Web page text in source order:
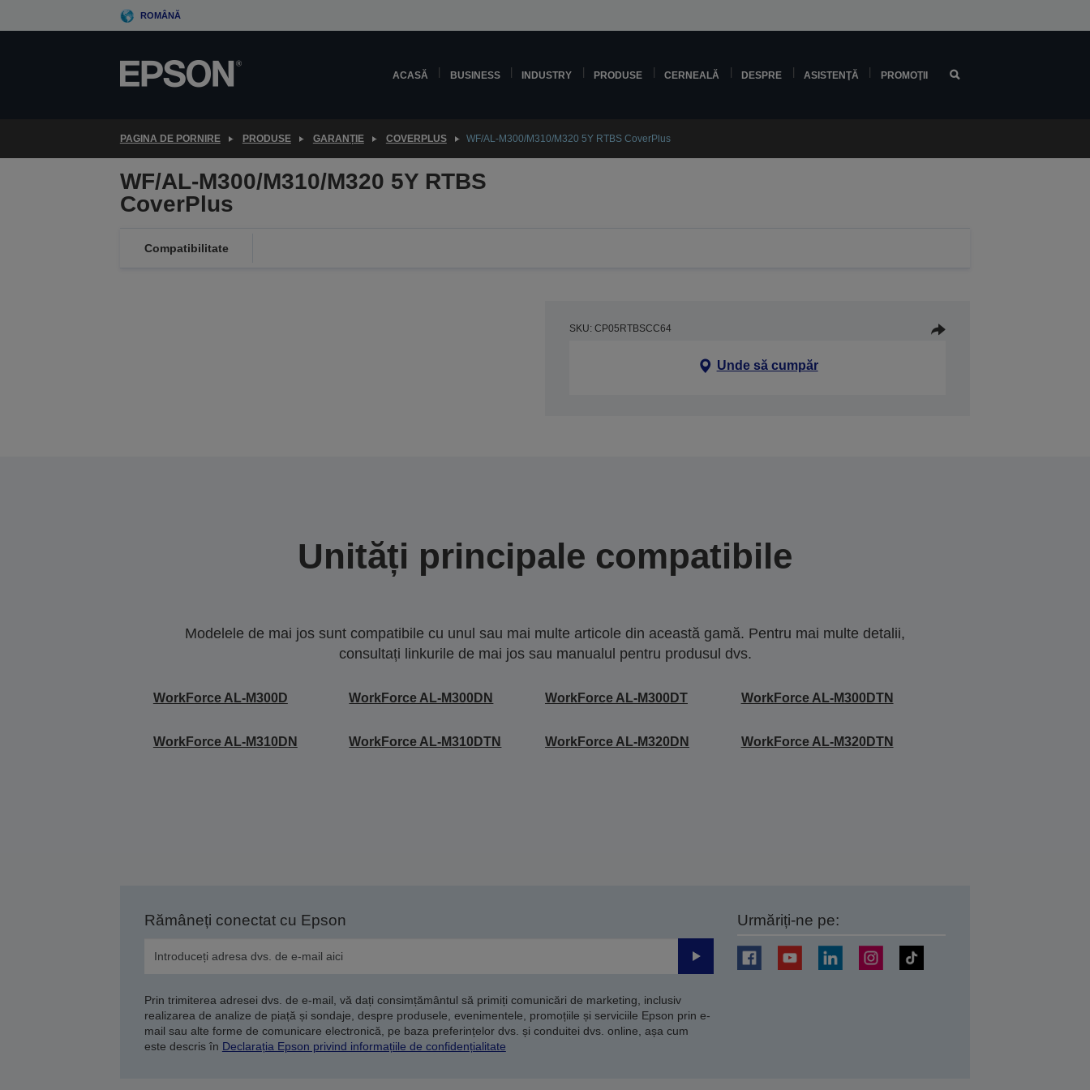
to
ROMÂNĂ
ACASĂ BUSINESS INDUSTRY PRODUSE CERNEALĂ DESPRE ASISTENŢĂ PROMOŢII
PAGINA DE PORNIRE PRODUSE GARANȚIE COVERPLUS WF/AL-M300/M310/M320 5Y RTBS CoverPlus
WF/AL-M300/M310/M320 5Y RTBS
CoverPlus
Compatibilitate
SKU: CP05RTBSCC64
Unde să cumpăr
Unități principale compatibile
Modelele de mai jos sunt compatibile cu unul sau mai multe articole din această gamă. Pentru mai multe detalii,
consultați linkurile de mai jos sau manualul pentru produsul dvs.
WorkForce AL-M300D WorkForce AL-M300DN WorkForce AL-M300DT WorkForce AL-M300DTN
WorkForce AL-M310DN WorkForce AL-M310DTN WorkForce AL-M320DN WorkForce AL-M320DTN
Rămâneți conectat cu Epson
Trimiteți
Prin trimiterea adresei dvs. de e-mail, vă dați consimțământul să primiți comunicări de marketing, inclusiv
realizarea de analize de piață și sondaje, despre produsele, evenimentele, promoțiile și serviciile Epson prin e-
mail sau alte forme de comunicare electronică, pe baza preferințelor dvs. și conduitei dvs. online, așa cum
este descris în Declarația Epson privind informațiile de confidențialitate
Urmăriți-ne pe: